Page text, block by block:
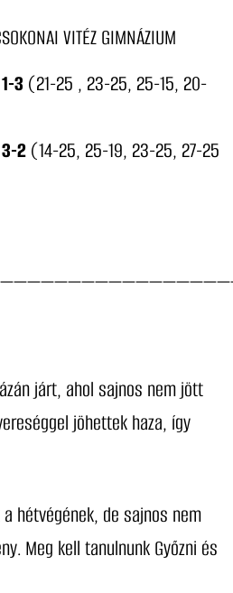
VITÉZ GIMNÁZIUM
3 (21-25 , 23-25, 25-15, 20-
3-2(14-25, 25-19, 23-25, 27-25
járt, ahol sajnos nem jött
jöhettek haza, így
hétvégének, de sajnos nem
Meg kell tanulnunk Győzni és